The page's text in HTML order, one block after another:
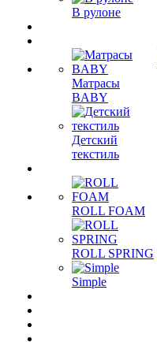
В рулоне
Матрасы
BABY
Детский
текстиль
ROLL FOAM
ROLL SPRING
Simple